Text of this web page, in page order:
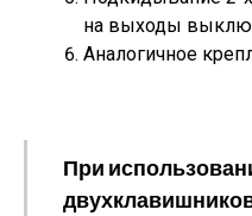
на выходы
Аналогичное
При